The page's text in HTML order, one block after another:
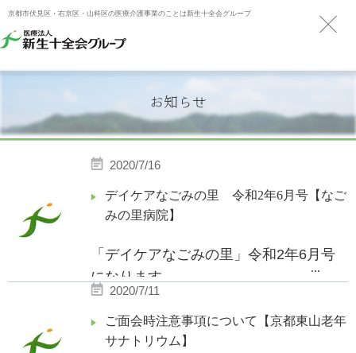
京都市伏見区・右京区・山科区の医療介護事業のことは新生十全会グループ
お知らせ
2020/7/16
デイケアなごみの里 令和2年6月号【なご
みの里病院】
「デイケアなごみの里」令和2年6月号
になります。
ぜひご覧ください。
...
2020/7/11
ご面会時注意事項について【京都東山老年
サナトリウム】